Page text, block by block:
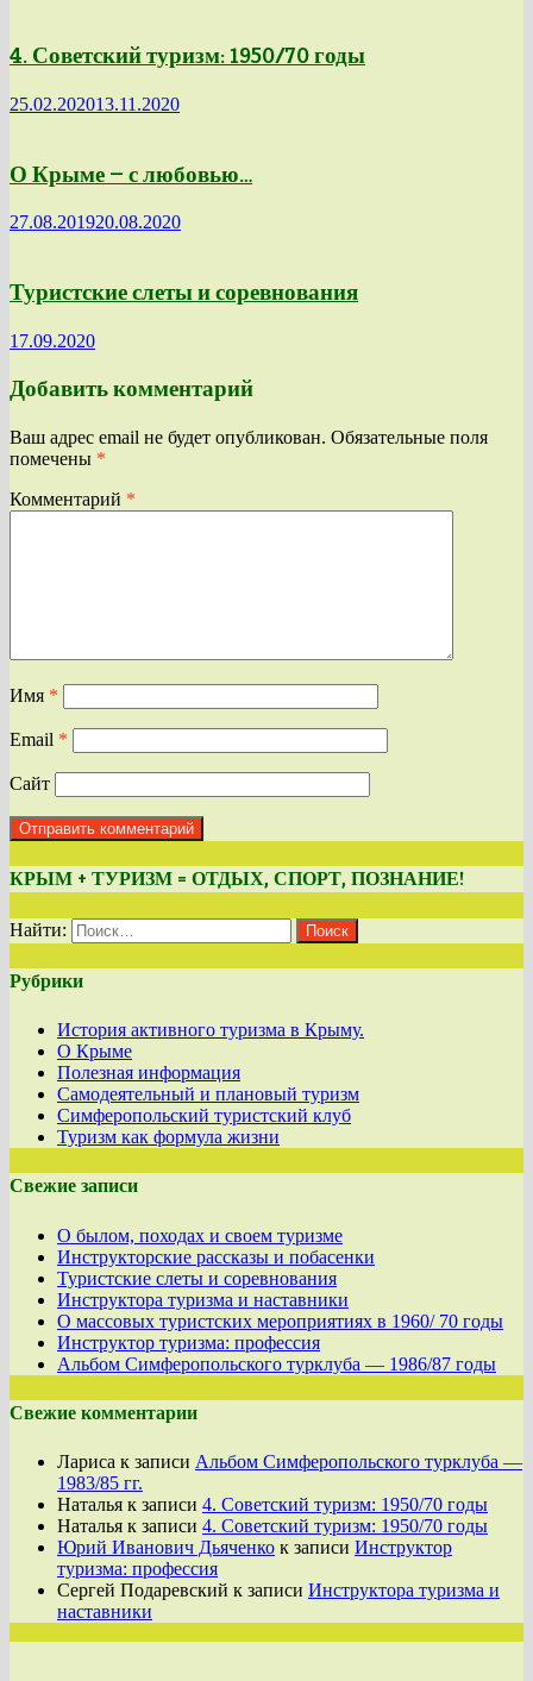
4. Советский туризм: 1950/70 годы
25.02.202013.11.2020
О Крыме — с любовью…
27.08.201920.08.2020
Туристские слеты и соревнования
17.09.2020
Добавить комментарий
Ваш адрес email не будет опубликован. Обязательные поля
помечены *
Комментарий *
Имя *
Email *
Сайт
КРЫМ + ТУРИЗМ = ОТДЫХ, СПОРТ, ПОЗНАНИЕ!
Найти:
Рубрики
История активного туризма в Крыму.
О Крыме
Полезная информация
Самодеятельный и плановый туризм
Симферопольский туристский клуб
Туризм как формула жизни
Свежие записи
О былом, походах и своем туризме
Инструкторские рассказы и побасенки
Туристские слеты и соревнования
Инструктора туризма и наставники
О массовых туристских мероприятиях в 1960/ 70 годы
Инструктор туризма: профессия
Альбом Симферопольского турклуба — 1986/87 годы
Свежие комментарии
Лариса к записи Альбом Симферопольского турклуба —
1983/85 гг.
Наталья к записи 4. Советский туризм: 1950/70 годы
Наталья к записи 4. Советский туризм: 1950/70 годы
Юрий Иванович Дьяченко к записи Инструктор
туризма: профессия
Сергей Подаревский к записи Инструктора туризма и
наставники